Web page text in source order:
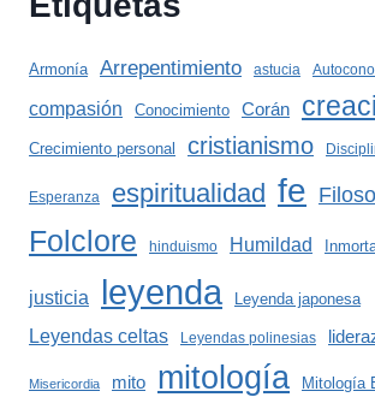
Armonía Arrepentimiento astucia
compasión Conocimiento Corán
Crecimiento personal cristianismo
Esperanza espiritualidad fe
Folclore hinduismo Humildad
justicia leyenda Leyenda japonesa
Leyendas celtas Leyendas polinesias
Misericordia mito mitología Mitología